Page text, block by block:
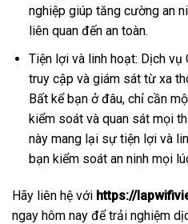
nghiệp giúp tăng cường an
liên quan đến an toàn.
Tiện lợi và linh hoạt: Dịch
truy cập và giám sát từ xa
Bất kể bạn ở đâu, chỉ cần
kiểm soát và quan sát mọi
này mang lại sự tiện lợi và
bạn kiểm soát an ninh mọi
Hãy liên hệ với https://
ngay hôm nay để trải nghiệm